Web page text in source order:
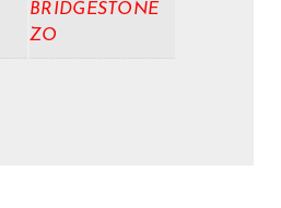
BRIDGESTONE
ZO